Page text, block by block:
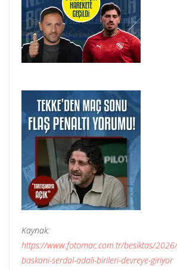
Kaynak:
https://www.fotomac.com.tr/besiktas/
baskani-serdal-adali-birileri-devreye-giriyor